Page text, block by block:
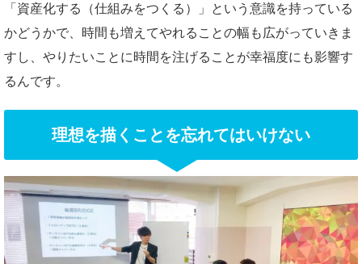
「資産化する（仕組みをつくる）」という意識を持っている
かどうかで、時間も増えてやれることの幅も広がっていきま
すし、やりたいことに時間を注げることが幸福度にも影響す
るんです。
理想を描くことを忘れてはいけない